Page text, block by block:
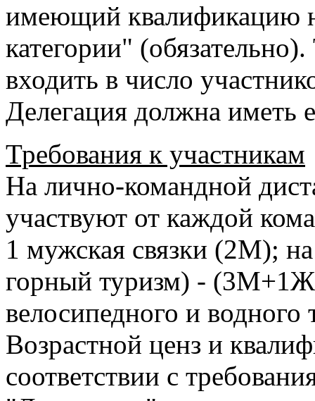
имеющий квалификацию
категории"
входить в число
Делегация должна иметь
Требования к участникам
На лично-командной
участвуют от каждой
1 мужская связки (2М);
горный туризм) -
велосипедного и
Возрастной ценз и
соответствии с